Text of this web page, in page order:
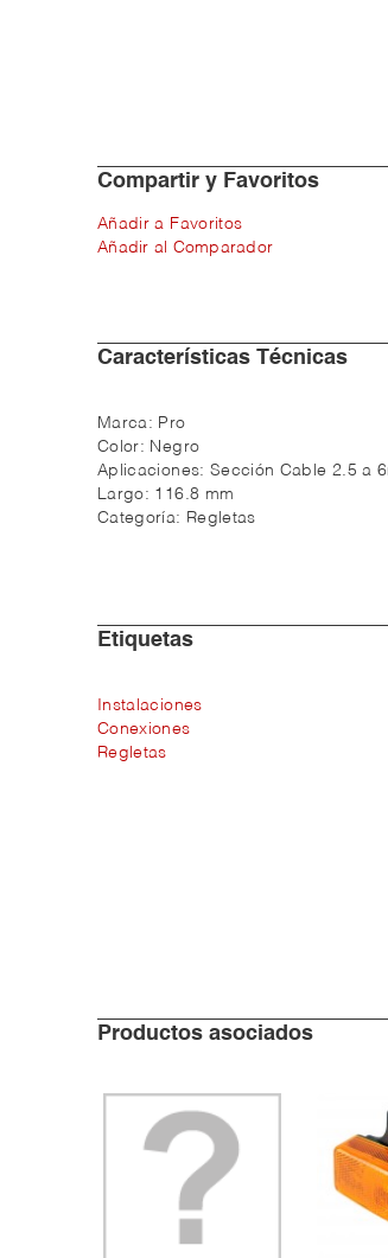
Compartir y Favoritos
Añadir a Favoritos
Añadir al Comparador
Características Técnicas
Marca: Pro
Color: Negro
Aplicaciones: Sección Cable 2.5 a
Largo: 116.8 mm
Categoría: Regletas
Etiquetas
Instalaciones
Conexiones
Regletas
Productos asociados